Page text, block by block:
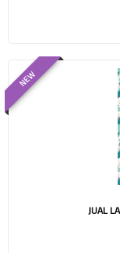
NEW
JUAL